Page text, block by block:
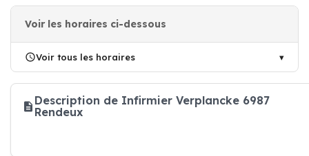
Voir les horaires ci-dessous
Voir tous les horaires
Description de Infirmier Verplancke 6987
Rendeux